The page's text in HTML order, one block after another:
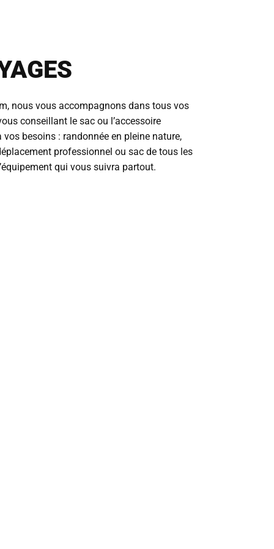
nous vous accompagnons dans tous vos
conseillant le sac ou l’accessoire
besoins : randonnée en pleine nature,
professionnel ou sac de tous les
qui vous suivra partout.